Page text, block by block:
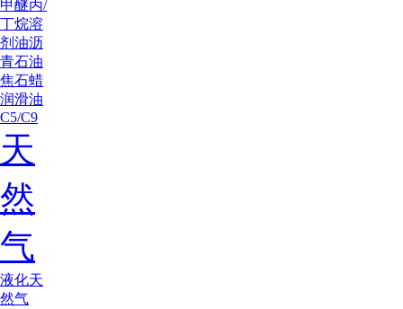
甲醚丙/
丁烷溶
剂油沥
青石油
焦石蜡
润滑油
C5/C9
天
然
气
液化天
然气